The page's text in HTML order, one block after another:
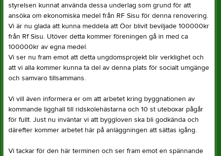
styrelsen kunnat använda dessa underlag som grund för att
ansöka om ekonomiska medel från RF Sisu för denna renovering.
Vi är nu glada att kunna meddela att Öor blivit beviljade 100000kr
från Rf Sisu. Utöver detta kommer föreningen gå in med ca
100000kr av egna medel.
Vi ser nu fram emot att detta ungdomsprojekt blir verklighet och
att vi alla kommer kunna ta del av denna plats för socialt umgänge
och samvaro tillsammans.
Vi vill även informera er om att arbetet kring byggnationen av
kommande ligghall till ridskolehästarna och 10 st uteboxar pågår
för fullt. Just nu inväntar vi att byggloven ska bli godkända och
därefter kommer arbetet här på anläggningen att sättas igång.
Vi tackar för den här terminen och ser fram emot en spännande